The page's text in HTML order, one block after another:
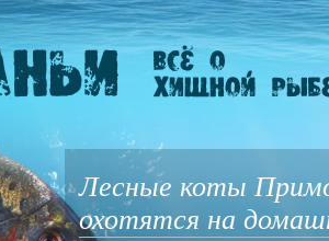
Лесные коты
охотятся на